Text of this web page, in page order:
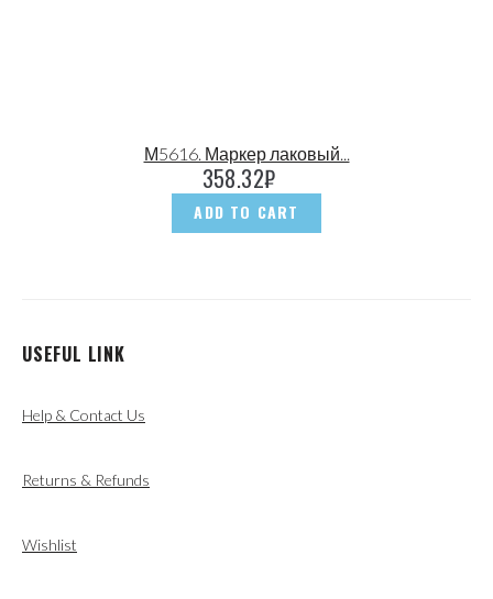
М5616. Маркер лаковый...
358.32₽
ADD TO CART
USEFUL LINK
Help & Contact Us
Returns & Refunds
Wishlist